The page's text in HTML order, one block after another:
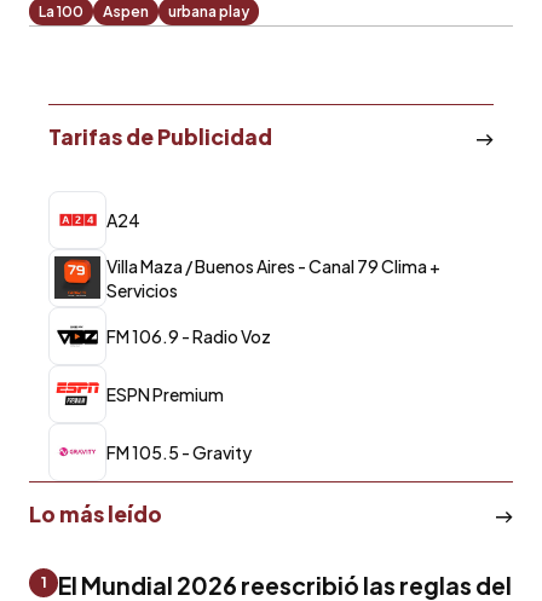
La 100
Aspen urbana play
Tarifas de Publicidad
A24
Villa Maza / Buenos Aires - Canal 79 Clima +
Servicios
FM 106.9 - Radio Voz
ESPN Premium
FM 105.5 - Gravity
Lo más leído
1
El Mundial 2026 reescribió las reglas del